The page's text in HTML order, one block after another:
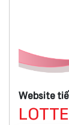
Website